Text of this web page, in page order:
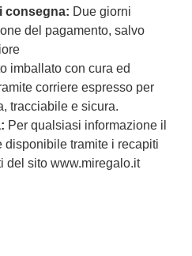
consegna: Due giorni
del pagamento, salvo
imballato con cura ed
corriere espresso per
tracciabile e sicura.
Per qualsiasi informazione il
disponibile tramite i recapiti
del sito www.miregalo.it